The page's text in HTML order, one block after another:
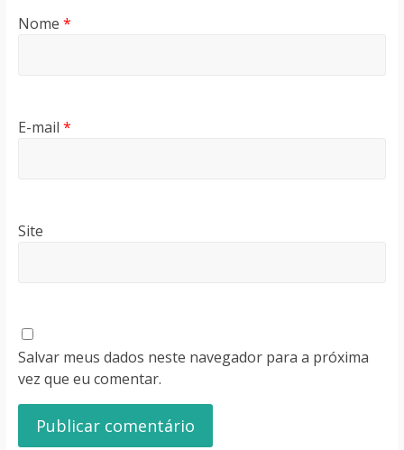
Nome *
E-mail *
Site
Salvar meus dados neste navegador para a próxima
vez que eu comentar.